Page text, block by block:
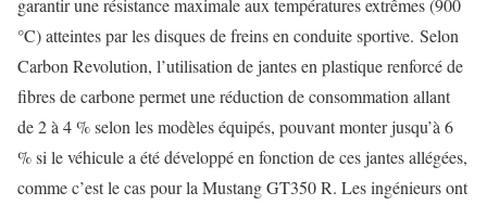
garantir une résistance maximale aux températures extrêmes (900
°C) atteintes par les disques de freins en conduite sportive. Selon
Carbon Revolution, l’utilisation de jantes en plastique renforcé de
fibres de carbone permet une réduction de consommation allant
de 2 à 4 % selon les modèles équipés, pouvant monter jusqu’à 6
% si le véhicule a été développé en fonction de ces jantes allégées,
comme c’est le cas pour la Mustang GT350 R. Les ingénieurs ont